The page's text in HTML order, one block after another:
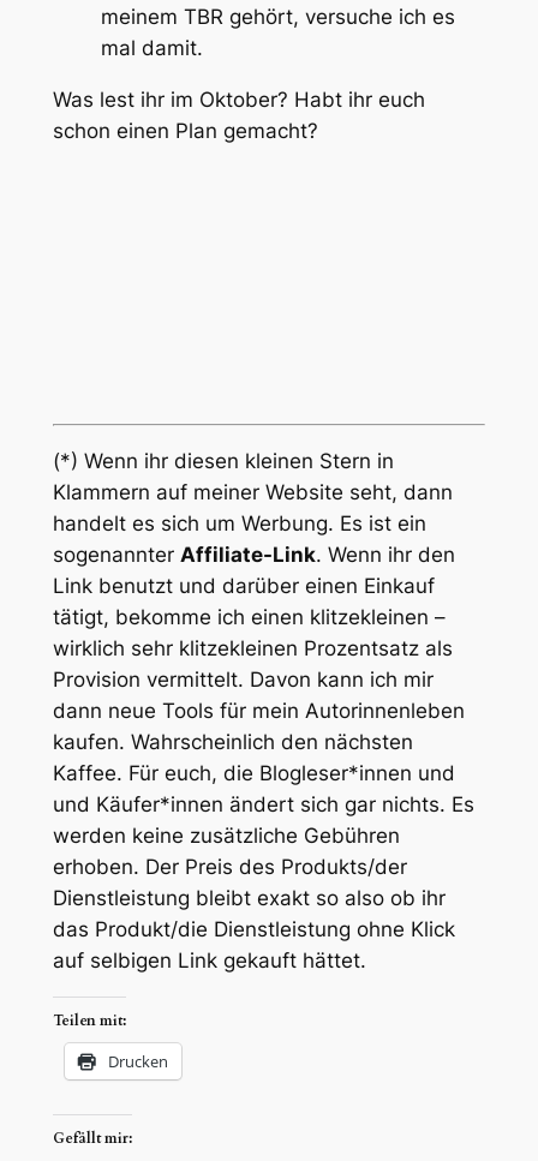
meinem TBR gehört, versuche ich es
mal damit.
Was lest ihr im Oktober? Habt ihr euch
schon einen Plan gemacht?
(*) Wenn ihr diesen kleinen Stern in
Klammern auf meiner Website seht, dann
handelt es sich um Werbung. Es ist ein
sogenannter Affiliate-Link. Wenn ihr den
Link benutzt und darüber einen Einkauf
tätigt, bekomme ich einen klitzekleinen –
wirklich sehr klitzekleinen Prozentsatz als
Provision vermittelt. Davon kann ich mir
dann neue Tools für mein Autorinnenleben
kaufen. Wahrscheinlich den nächsten
Kaffee. Für euch, die Blogleser*innen und
und Käufer*innen ändert sich gar nichts. Es
werden keine zusätzliche Gebühren
erhoben. Der Preis des Produkts/der
Dienstleistung bleibt exakt so also ob ihr
das Produkt/die Dienstleistung ohne Klick
auf selbigen Link gekauft hättet.
Teilen mit:
Drucken
Gefällt mir: